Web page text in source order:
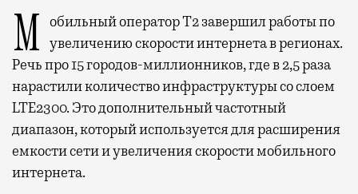
Мобильный оператор Т2 завершил работы по увеличению скорости интернета в регионах.
Речь про 15 городов-миллионников, где в 2,5 раза
нарастили количество инфраструктуры со слоем
LTE2300. Это дополнительный частотный
диапазон, который используется для расширения
емкости сети и увеличения скорости мобильного
интернета.